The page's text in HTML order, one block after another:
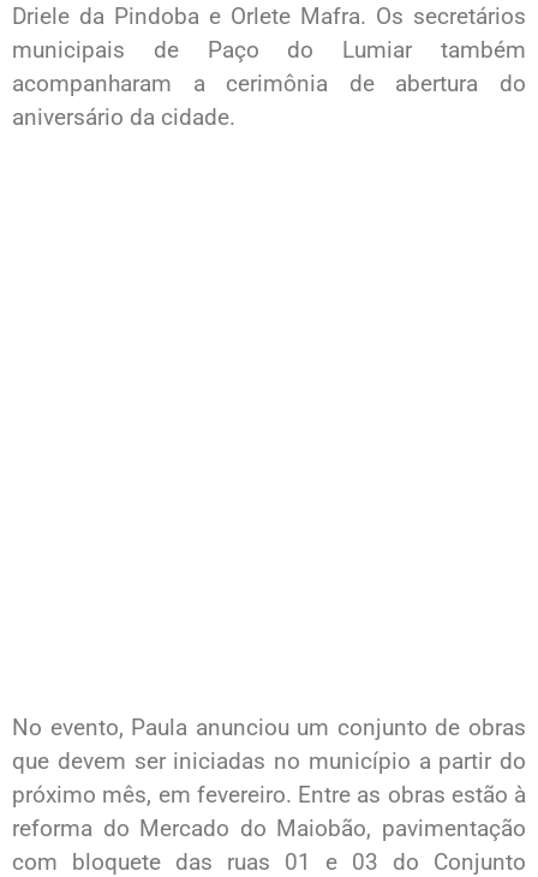
Driele da Pindoba e Orlete Mafra. Os secretários
municipais de Paço do Lumiar também
acompanharam a cerimônia de abertura do
aniversário da cidade.
No evento, Paula anunciou um conjunto de obras
que devem ser iniciadas no município a partir do
próximo mês, em fevereiro. Entre as obras estão à
reforma do Mercado do Maiobão, pavimentação
com bloquete das ruas 01 e 03 do Conjunto